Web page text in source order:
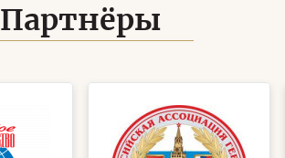
Партнёры